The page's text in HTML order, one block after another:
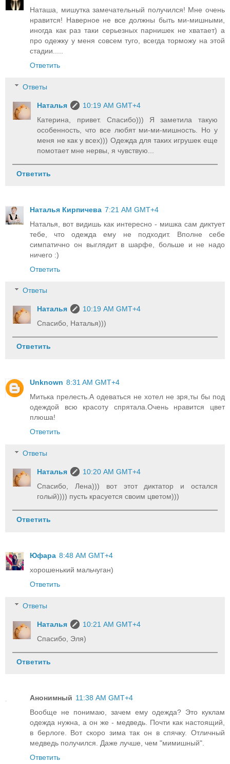
Наташа, мишутка замечательный получился! Мне очень
нравится! Наверное не все должны быть ми-мишными,
иногда как раз таки серьезных парнишек не хватает) а
про одежку у меня совсем туго, всегда торможу на этой
стадии.....
Ответить
Ответы
Наталья
10:19 AM GMT+4
Катерина, привет. Спасибо))) Я заметила такую
особенность, что все любят ми-ми-мишность. Но у
меня не как у всех))) Одежда для таких игрушек еще
помотает мне нервы, я чувствую...
Ответить
Наталья Кирпичева 7:21 AM GMT+4
Наталья, вот видишь как интересно - мишка сам диктует
тебе, что одежда ему не подходит. Вполне себе
симпатично он выглядит в шарфе, больше и не надо
ничего :)
Ответить
Ответы
Наталья
10:19 AM GMT+4
Спасибо, Наталья)))
Ответить
Unknown 8:31 AM GMT+4
Митька прелесть.А одеваться не хотел не зря,ты бы под
одеждой всю красоту спрятала.Очень нравится цвет
плюша!
Ответить
Ответы
Наталья
10:20 AM GMT+4
Спасибо, Лена))) вот этот диктатор и остался
голый)))) пусть красуется своим цветом)))
Ответить
Юфара 8:48 AM GMT+4
хорошенький мальчуган)
Ответить
Ответы
Наталья
10:21 AM GMT+4
Спасибо, Эля)
Ответить
Анонимный 11:38 AM GMT+4
Вообще не понимаю, зачем ему одежда? Это куклам
одежда нужна, а он же - медведь. Почти как настоящий,
в берлоге. Вот скоро зима так он в спячку. Отличный
медведь получился. Даже лучше, чем "мимишный".
Ответить